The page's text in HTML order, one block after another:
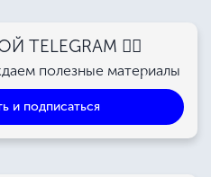
👉🏻
полезные материалы
и подписаться